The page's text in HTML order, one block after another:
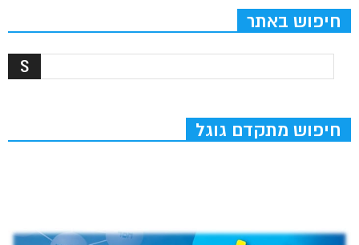
חיפוש באתר
חיפוש מתקדם גוגל